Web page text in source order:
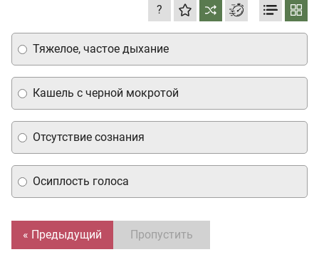
?
Осиплость голоса
Отсутствие сознания
Тяжелое, частое дыхание
Кашель с черной мокротой
« Предыдущий Пропустить